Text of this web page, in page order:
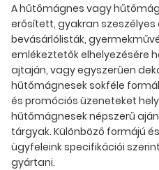
A hűtőmágnes vagy
erősített, gyakran
bevásárlólisták,
emlékeztetők elhelyezésére
ajtaján, vagy egyszerűen
hűtőmágnesek sokféle
és promóciós üzeneteket
hűtőmágnesek népszerű
tárgyak. Különböző formájú
ügyfeleink specifikációi
gyártani.